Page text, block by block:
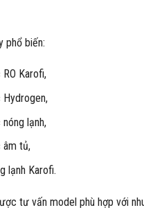
phổ biến:
Karofi,
lạnh,
âm tủ,
lạnh Karofi.
tư vấn model phù hợp với